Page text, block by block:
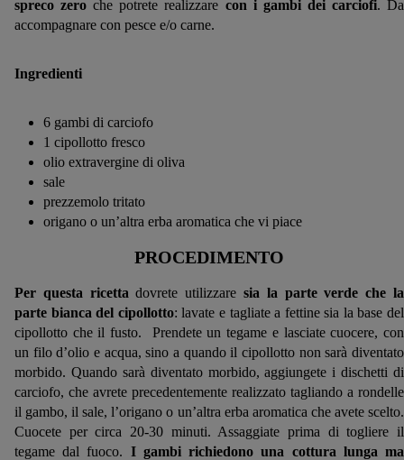
spreco zero che potrete realizzare con i gambi dei carciofi. Da
accompagnare con pesce e/o carne.
Ingredienti
6 gambi di carciofo
1 cipollotto fresco
olio extravergine di oliva
sale
prezzemolo tritato
origano o un’altra erba aromatica che vi piace
PROCEDIMENTO
Per questa ricetta dovrete utilizzaresia la parte verde che la
parte bianca del cipollotto: lavate e tagliate a fettine sia la base del
cipollotto che il fusto. Prendete un tegame e lasciate cuocere, con
un filo d’olio e acqua, sino a quando il cipollotto non sarà diventato
morbido. Quando sarà diventato morbido, aggiungete i dischetti di
carciofo, che avrete precedentemente realizzato tagliando a rondelle
il gambo, il sale, l’origano o un’altra erba aromatica che avete scelto.
Cuocete per circa 20-30 minuti. Assaggiate prima di togliere il
tegame dal fuoco. I gambi richiedono una cottura lunga ma